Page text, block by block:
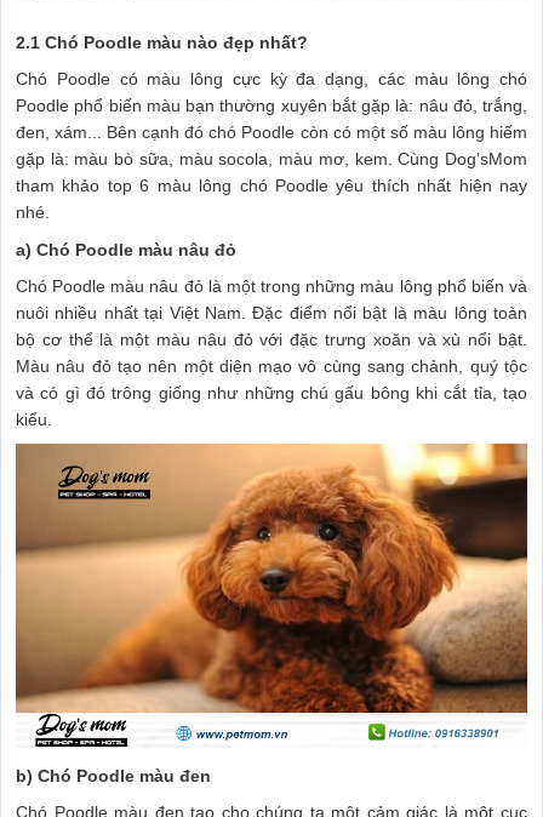
2.1 Chó Poodle màu nào đẹp nhất?
Chó Poodle có màu lông cực kỳ đa dạng, các màu lông chó
Poodle phổ biến màu bạn thường xuyên bắt gặp là: nâu đỏ, trắng,
đen, xám... Bên cạnh đó chó Poodle còn có một số màu lông hiếm
gặp là: màu bò sữa, màu socola, màu mơ, kem. Cùng Dog’sMom
tham khảo top 6 màu lông chó Poodle yêu thích nhất hiện nay
nhé.
a) Chó Poodle màu nâu đỏ
Chó Poodle màu nâu đỏ là một trong những màu lông phổ biến và
nuôi nhiều nhất tại Việt Nam. Đặc điểm nổi bật là màu lông toàn
bộ cơ thể là một màu nâu đỏ với đặc trưng xoăn và xù nổi bật.
Màu nâu đỏ tạo nên một diện mạo vô cùng sang chảnh, quý tộc
và có gì đó trông giống như những chú gấu bông khi cắt tỉa, tạo
kiểu.
b) Chó Poodle màu đen
Chó Poodle màu đen tạo cho chúng ta một cảm giác là một cục